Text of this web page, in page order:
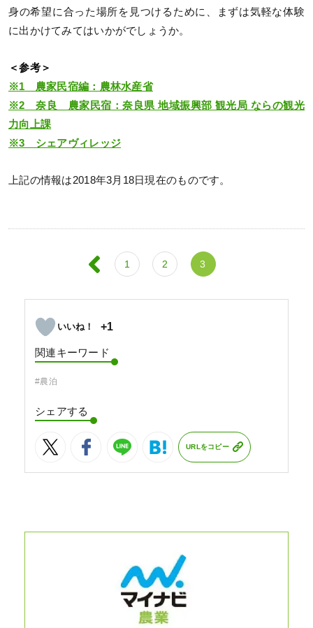
身の希望に合った場所を見つけるために、まずは気軽な体験
に出かけてみてはいかがでしょうか。
＜参考＞
※1 農家民宿編：農林水産省
※2 奈良 農家民宿：奈良県 地域振興部 観光局 ならの観光
力向上課
※3 シェアヴィレッジ
上記の情報は2018年3月18日現在のものです。
1 2 3
+1
関連キーワード
#農泊
シェアする
URLをコピー